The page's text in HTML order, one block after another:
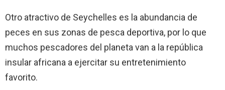
Otro atractivo de Seychelles es la abundancia de
peces en sus zonas de pesca deportiva, por lo que
muchos pescadores del planeta van a la república
insular africana a ejercitar su entretenimiento
favorito.